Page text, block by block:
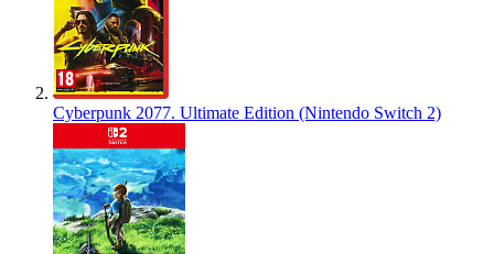
Cyberpunk 2077. Ultimate Edition (Nintendo Switch 2)